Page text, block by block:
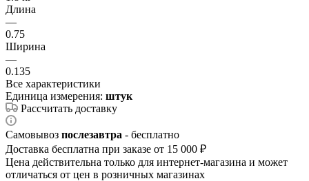
Длина
—
0.75
Ширина
—
0.135
Все характеристики
Единица измерения: штук
Рассчитать доставку
Самовывоз послезавтра - бесплатно
Доставка бесплатна при заказе от 15 000 ₽
Цена действительна только для интернет-магазина и может
отличаться от цен в розничных магазинах